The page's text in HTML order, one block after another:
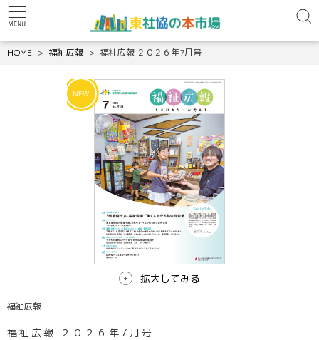
HOME 福祉広報 福祉広報 ２０２６年7月号
拡大してみる
福祉広報
福祉広報 ２０２６年7月号